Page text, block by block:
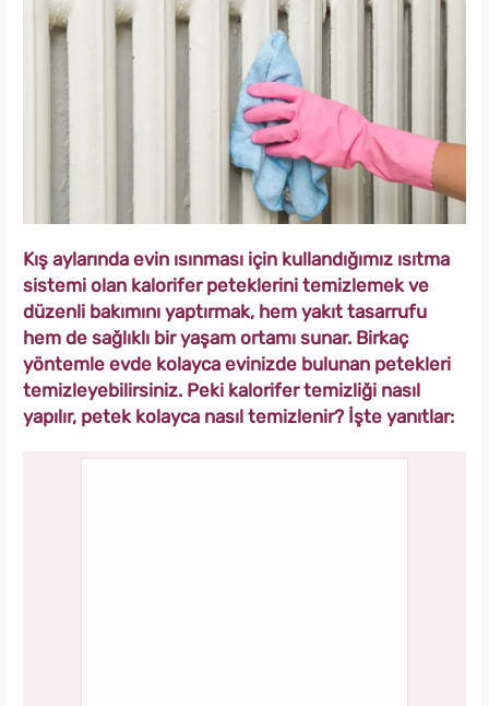
Kış aylarında evin ısınması için kullandığımız ısıtma
sistemi olan kalorifer peteklerini temizlemek ve
düzenli bakımını yaptırmak, hem yakıt tasarrufu
hem de sağlıklı bir yaşam ortamı sunar. Birkaç
yöntemle evde kolayca evinizde bulunan petekleri
temizleyebilirsiniz. Peki kalorifer temizliği nasıl
yapılır, petek kolayca nasıl temizlenir? İşte yanıtlar: